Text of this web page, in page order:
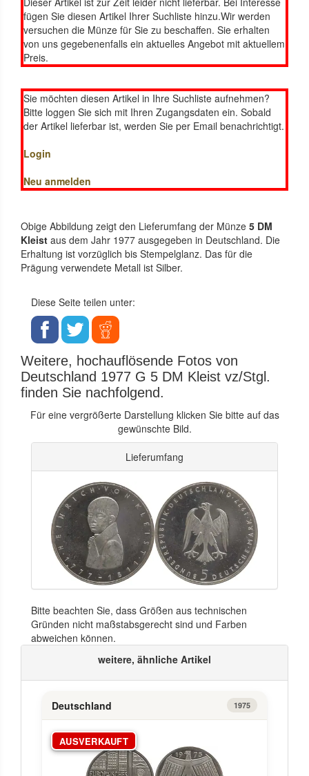
fügen Sie diesen Artikel Ihrer Suchliste hinzu.Wir werden
versuchen die Münze für Sie zu beschaffen. Sie erhalten
von uns gegebenenfalls ein aktuelles Angebot mit aktuellem
Preis.
Sie möchten diesen Artikel in Ihre Suchliste aufnehmen?
Bitte loggen Sie sich mit Ihren Zugangsdaten ein. Sobald
der Artikel lieferbar ist, werden Sie per Email benachrichtigt.
Login
Neu anmelden
Obige Abbildung zeigt den Lieferumfang der Münze 5 DM
Kleist aus dem Jahr 1977 ausgegeben in Deutschland. Die
Erhaltung ist vorzüglich bis Stempelglanz. Das für die
Prägung verwendete Metall ist Silber.
Diese Seite teilen unter:
Weitere, hochauflösende Fotos von
Deutschland 1977 G 5 DM Kleist vz/Stgl.
finden Sie nachfolgend.
Für eine vergrößerte Darstellung klicken Sie bitte auf das
gewünschte Bild.
Lieferumfang
Bitte beachten Sie, dass Größen aus technischen
Gründen nicht maßstabsgerecht sind und Farben
abweichen können.
weitere, ähnliche Artikel
Deutschland 1975
AUSVERKAUFT